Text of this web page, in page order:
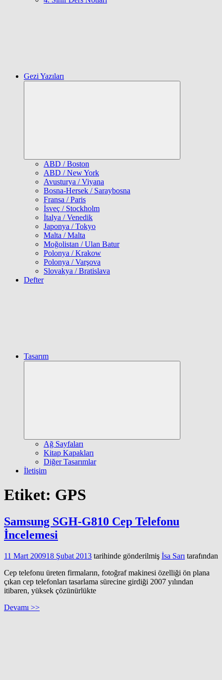
Gezi Yazıları
ABD / Boston
ABD / New York
Avusturya / Viyana
Bosna-Hersek / Saraybosna
Fransa / Paris
İsveç / Stockholm
İtalya / Venedik
Japonya / Tokyo
Malta / Malta
Moğolistan / Ulan Batur
Polonya / Krakow
Polonya / Varşova
Slovakya / Bratislava
Defter
Tasarım
Ağ Sayfaları
Kitap Kapakları
Diğer Tasarımlar
İletişim
Etiket: GPS
Samsung SGH-G810 Cep Telefonu
İncelemesi
11 Mart 200918 Şubat 2013 tarihinde gönderilmiş İsa Sarı tarafından
Cep telefonu üreten firmaların, fotoğraf makinesi özelliği ön plana
çıkan cep telefonları tasarlama sürecine girdiği 2007 yılından
itibaren, yüksek çözünürlükte
Devamı >>